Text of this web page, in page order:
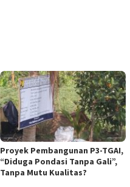
Proyek Pembangunan P3-TGAI,
“Diduga Pondasi Tanpa Gali”,
Tanpa Mutu Kualitas?